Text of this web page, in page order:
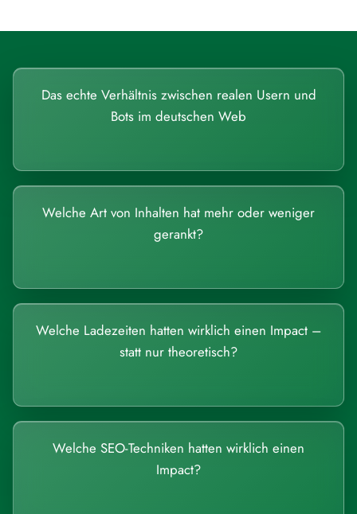
Das echte Verhältnis zwischen realen Usern und
Bots im deutschen Web
Welche Art von Inhalten hat mehr oder weniger
gerankt?
Welche Ladezeiten hatten wirklich einen Impact –
statt nur theoretisch?
Welche SEO-Techniken hatten wirklich einen
Impact?